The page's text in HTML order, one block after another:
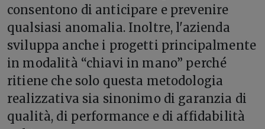
consentono di anticipare e prevenire
qualsiasi anomalia. Inoltre, l'azienda
sviluppa anche i progetti principalmente
in modalità “chiavi in mano” perché
ritiene che solo questa metodologia
realizzativa sia sinonimo di garanzia di
qualità, di performance e di affidabilità